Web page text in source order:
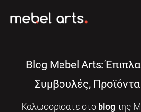
Blog Mebel Arts:
Συμβουλές, Προϊόντα
Καλωσορίσατε στο blogτης